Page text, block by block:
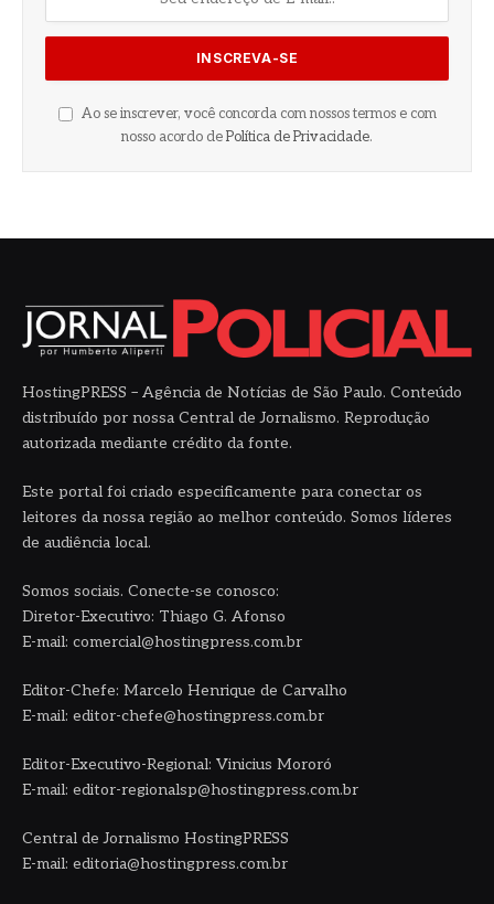
Ao se inscrever, você concorda com nossos termos e com
nosso acordo de Política de Privacidade.
HostingPRESS – Agência de Notícias de São Paulo. Conteúdo
distribuído por nossa Central de Jornalismo. Reprodução
autorizada mediante crédito da fonte.
Este portal foi criado especificamente para conectar os
leitores da nossa região ao melhor conteúdo. Somos líderes
de audiência local.
Somos sociais. Conecte-se conosco:
Diretor-Executivo: Thiago G. Afonso
E-mail: comercial@hostingpress.com.br
Editor-Chefe: Marcelo Henrique de Carvalho
E-mail: editor-chefe@hostingpress.com.br
Editor-Executivo-Regional: Vinicius Mororó
E-mail: editor-regionalsp@hostingpress.com.br
Central de Jornalismo HostingPRESS
E-mail: editoria@hostingpress.com.br